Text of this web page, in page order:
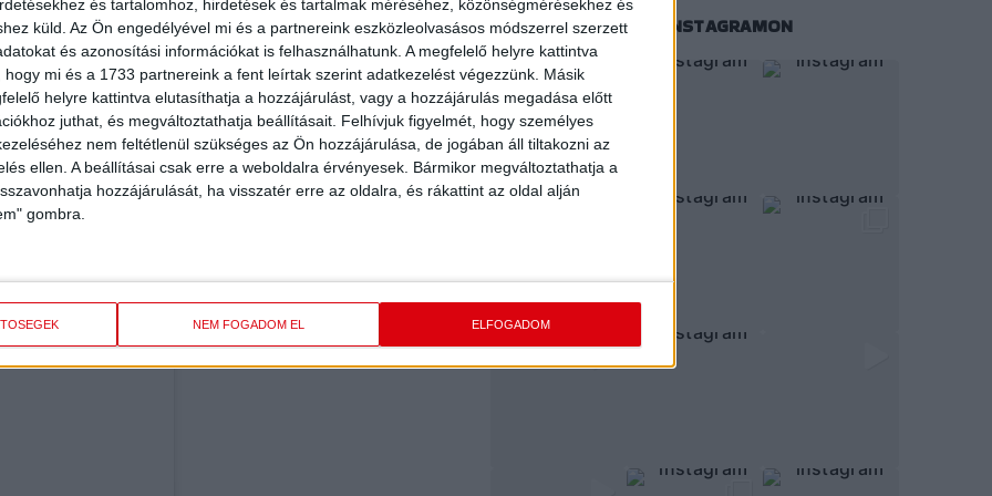
és tartalomhoz, hirdetések és tartalmak méréséhez, közönségmérésekhez és
küld. Az Ön engedélyével mi és a partnereink eszközleolvasásos módszerrel szerzett
és azonosítási információkat is felhasználhatunk. A megfelelő helyre kattintva
hogy mi és a 1733 partnereink a fent leírtak szerint adatkezelést végezzünk. Másik
helyre kattintva elutasíthatja a hozzájárulást, vagy a hozzájárulás megadása előtt
juthat, és megváltoztathatja beállításait. Felhívjuk figyelmét, hogy személyes
nem feltétlenül szükséges az Ön hozzájárulása, de jogában áll tiltakozni az
ellen. A beállításai csak erre a weboldalra érvényesek. Bármikor megváltoztathatja a
hozzájárulását, ha visszatér erre az oldalra, és rákattint az oldal alján
gombra.
NEM FOGADOM EL ELFOGADOM
el kézilabdázni, majd 2018-tól 2020-ig a Nantes játékosa
nyarától a DVSC SCHAEFFLER kézilabdázója. A francia
Japánban megrendezett világbajnokságon és a 2021-es,
később…
KÖVESS MINKET INSTAGRAMON